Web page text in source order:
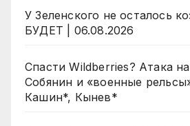
У Зеленского не осталось
БУДЕТ | 06.08.2026
Спасти Wildberries? Атака
Собянин и «военные
Кашин*, Кынев*